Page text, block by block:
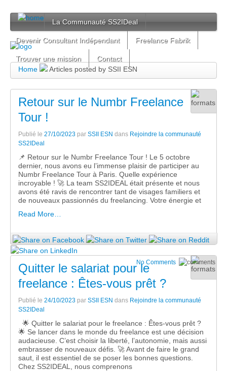
La Communauté SS2IDeal
Devenir Consultant Indépendant Freelance Fabrik
Trouver une mission
Contact
Home
Articles posted by SSII ESN
Retour sur le Numbr Freelance
Tour !
Publié le 27/10/2023 par SSII ESN dans Rejoindre la communauté
SS2IDeal
📌 Retour sur le Numbr Freelance Tour ! Le 5 octobre
dernier, nous avons eu l’immense plaisir de participer au
Numbr Freelance Tour à Paris. Quelle expérience
incroyable ! 🚀 La team SS2IDEAL était présente et nous
avons été ravis de rencontrer tant de visages familiers et
de nouveaux passionnés du freelancing. Votre énergie et
Read More…
No Comments
Quitter le salariat pour le
freelance : Êtes-vous prêt ?
Publié le 24/10/2023 par SSII ESN dans Rejoindre la communauté
SS2IDeal
🌟 Quitter le salariat pour le freelance : Êtes-vous prêt ?
🌟 Se lancer dans le monde du freelance est une décision
audacieuse. C’est choisir la liberté, l’autonomie, mais aussi
embrasser de nouveaux défis. 🚀 Avant de faire le grand
saut, il est essentiel de se poser les bonnes questions.
Chez SS2IDEAL, nous comprenons